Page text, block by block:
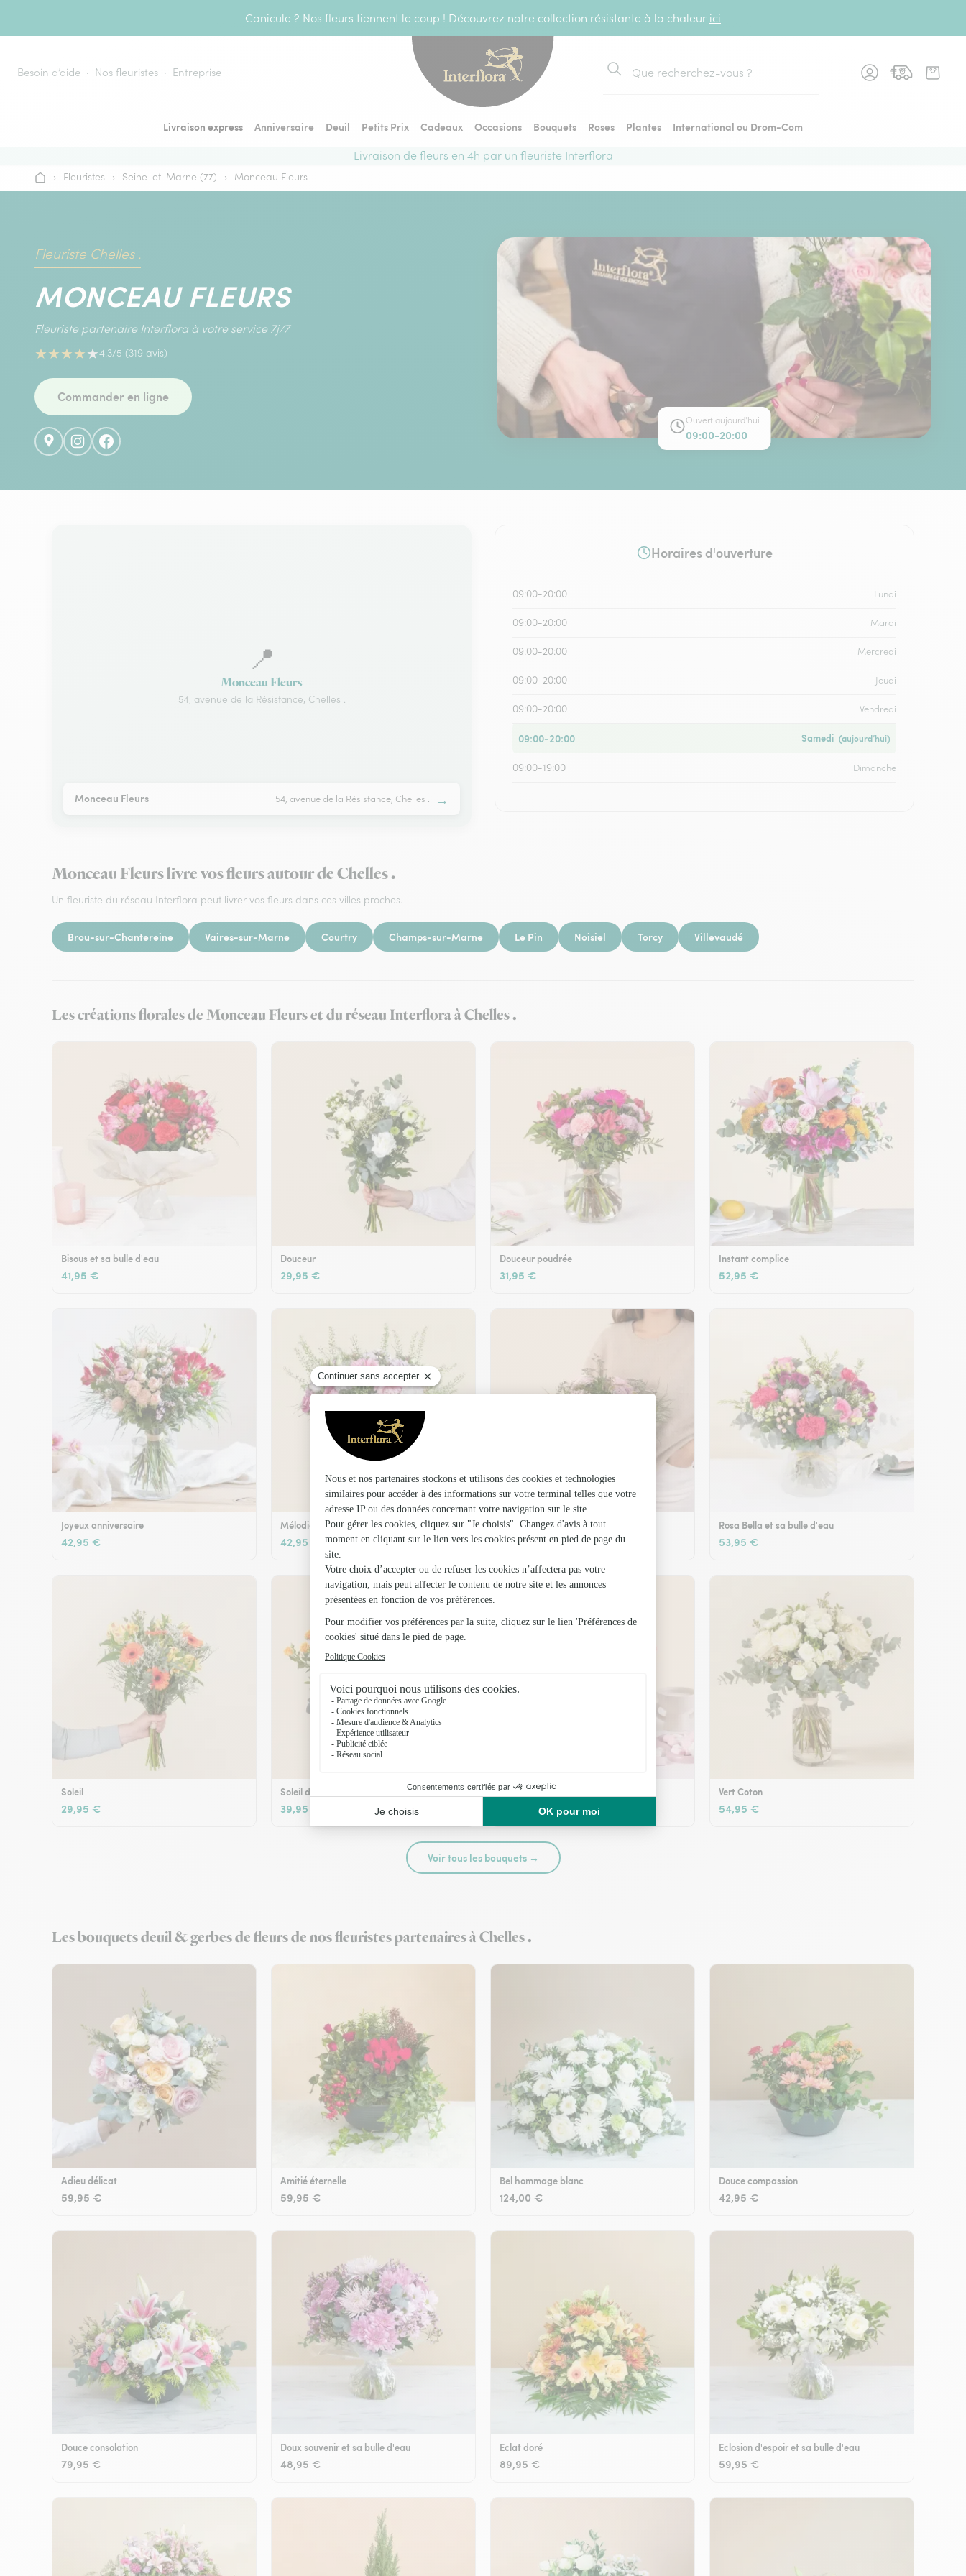
Canicule ? Nos fleurs tiennent le coup ! Découvrez notre collection résistante à la chaleur ici
Besoin d’aide Nos fleuristes Entreprise
Rechercher
Livraison express Anniversaire Deuil Petits Prix Cadeaux Occasions Bouquets Roses Plantes
International ou Drom-Com
Livraison de fleurs en 4h par un fleuriste Interflora
Accueil
› Fleuristes › Seine-et-Marne (77) › Monceau Fleurs
Fleuriste Chelles .
MONCEAU FLEURS
Fleuriste partenaire Interflora à votre service 7j/7
★★★★★4.3/5 (319 avis)
Commander en ligne
Ouvert aujourd'hui
09:00-20:00
📍
Monceau Fleurs
54, avenue de la Résistance, Chelles .
Monceau Fleurs 54, avenue de la Résistance, Chelles . →
Horaires d'ouverture
09:00-20:00 Lundi
09:00-20:00 Mardi
09:00-20:00 Mercredi
09:00-20:00 Jeudi
09:00-20:00 Vendredi
09:00-20:00 Samedi (aujourd’hui)
09:00-19:00 Dimanche
Monceau Fleurs livre vos fleurs autour de Chelles .
Un fleuriste du réseau Interflora peut livrer vos fleurs dans ces villes proches.
Brou-sur-Chantereine Vaires-sur-Marne Courtry Champs-sur-Marne Le Pin Noisiel Torcy Villevaudé
Les créations florales de Monceau Fleurs et du réseau Interflora à Chelles .
Bisous et sa bulle d'eau
41,95 €
Douceur
29,95 €
Douceur poudrée
31,95 €
Instant complice
52,95 €
Joyeux anniversaire
42,95 €
Mélodie et son vase offert
42,95 €
Plaisir fleuri
36,95 €
Rosa Bella et sa bulle d'eau
53,95 €
Soleil
29,95 €
Soleil d'été
39,95 €
Tutti frutti
44,95 €
Vert Coton
54,95 €
Voir tous les bouquets →
Les bouquets deuil & gerbes de fleurs de nos fleuristes partenaires à Chelles .
Adieu délicat
59,95 €
Amitié éternelle
59,95 €
Bel hommage blanc
124,00 €
Douce compassion
42,95 €
Douce consolation
79,95 €
Doux souvenir et sa bulle d'eau
48,95 €
Eclat doré
89,95 €
Eclosion d'espoir et sa bulle d'eau
59,95 €